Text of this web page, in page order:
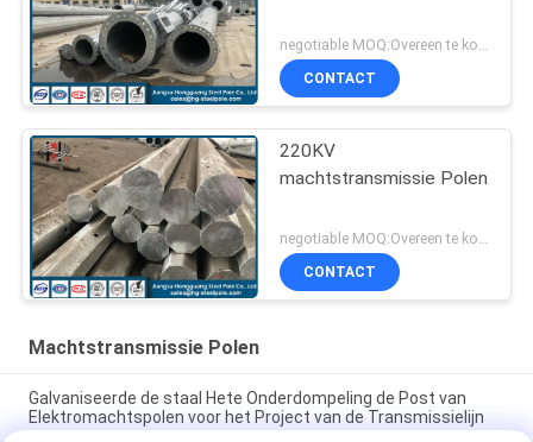
negotiable MOQ:Overeen te komen
CONTACT
220KV
machtstransmissie Polen
CONTACT
Machtstransmissie Polen
Galvaniseerde de staal Hete Onderdompeling de Post van
Elektromachtspolen voor het Project van de Transmissielijn